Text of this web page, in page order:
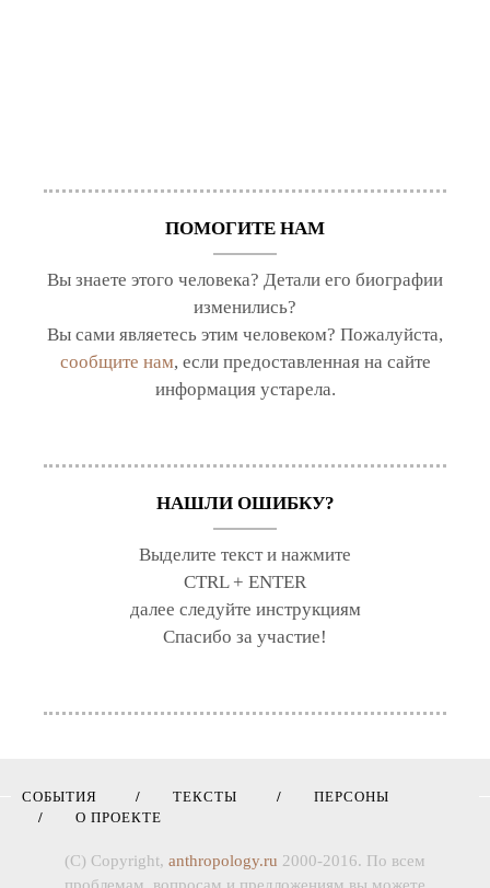
ПОМОГИТЕ НАМ
Вы знаете этого человека? Детали его биографии
изменились?
Вы сами являетесь этим человеком? Пожалуйста,
сообщите нам, если предоставленная на сайте
информация устарела.
НАШЛИ ОШИБКУ?
Выделите текст и нажмите
CTRL + ENTER
далее следуйте инструкциям
Спасибо за участие!
СОБЫТИЯ ТЕКСТЫ
ПЕРСОНЫ
О ПРОЕКТЕ
(C) Copyright, anthropology.ru 2000-2016. По всем